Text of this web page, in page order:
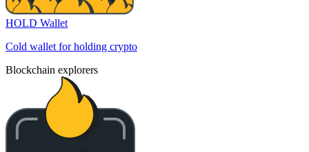
HOLD Wallet
Cold wallet for holding crypto
Blockchain explorers